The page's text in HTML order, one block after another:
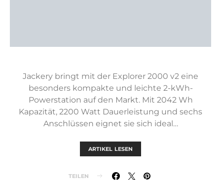
Jackery bringt mit der Explorer 2000 v2 eine
besonders kompakte und leichte 2-kWh-
Powerstation auf den Markt. Mit 2042 Wh
Kapazität, 2200 Watt Dauerleistung und sechs
Anschlüssen eignet sie sich ideal…
ARTIKEL LESEN
TEILEN